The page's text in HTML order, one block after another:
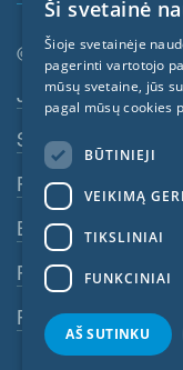
© SIGA 2026
Poraštės
Jobs
Susisiekite su SIGA
Privatumo politika
BST
Rekvizitai
Pranešimų
Ši svetainė
Šioje svetainėje
pagerinti vartotojo
mūsų svetaine, jūs
pagal mūsų cookies
BŪTINIEJI
VEIKIMĄ
TIKSLINIAI
FUNKCINIAI
AŠ SUTINKU